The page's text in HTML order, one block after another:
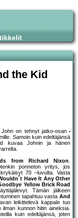
the Kid
on tehnyt jatko-osan
Samoin kuin edeltäjänsä
kuvaa Johnin ja hänen
from Richard Nixon.
ponneton yritys, jos
70 –luvulta. Vasta
Have It Any Other
Yellow Brick Road
Tämän jälkeen
tapahtuu vasta And
leikittelevä kappale tuo
ilman kunnon hitin aineksia.
kuin edeltäjänsä, joten